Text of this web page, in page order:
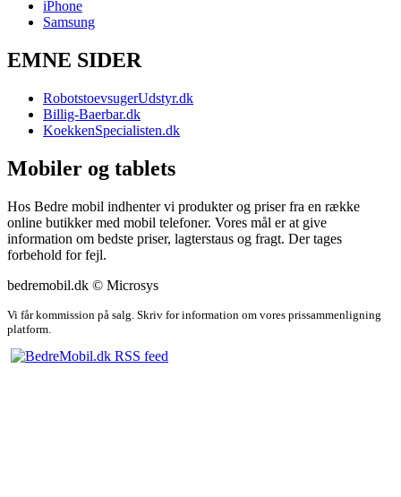
iPhone
Samsung
EMNE SIDER
RobotstoevsugerUdstyr.dk
Billig-Baerbar.dk
KoekkenSpecialisten.dk
Mobiler og tablets
Hos Bedre mobil indhenter vi produkter og priser fra en række
online butikker med mobil telefoner. Vores mål er at give
information om bedste priser, lagterstaus og fragt. Der tages
forbehold for fejl.
bedremobil.dk © Microsys
Vi får kommission på salg. Skriv for information om vores prissammenligning
platform.